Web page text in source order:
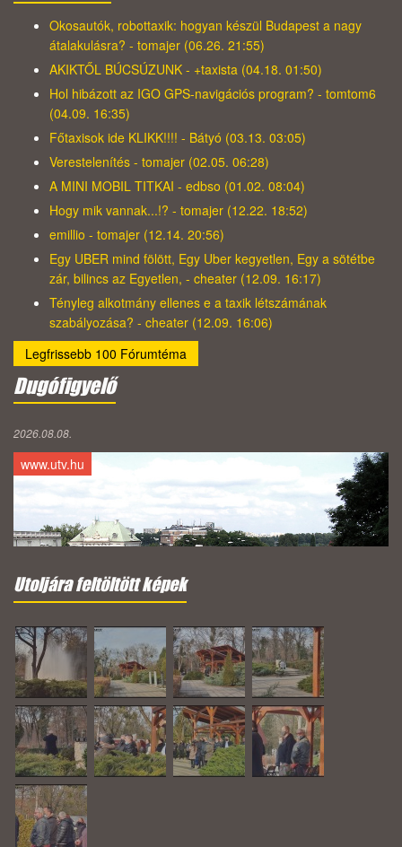
Okosautók, robottaxik: hogyan készül Budapest a nagy
átalakulásra? - tomajer (06.26. 21:55)
AKIKTŐL BÚCSÚZUNK - +taxista (04.18. 01:50)
Hol hibázott az IGO GPS-navigációs program? - tomtom6
(04.09. 16:35)
Főtaxisok ide KLIKK!!!! - Bátyó (03.13. 03:05)
Verestelenítés - tomajer (02.05. 06:28)
A MINI MOBIL TITKAI - edbso (01.02. 08:04)
Hogy mik vannak...!? - tomajer (12.22. 18:52)
emillio - tomajer (12.14. 20:56)
Egy UBER mind fölött, Egy Uber kegyetlen, Egy a sötétbe
zár, bilincs az Egyetlen, - cheater (12.09. 16:17)
Tényleg alkotmány ellenes e a taxik létszámának
szabályozása? - cheater (12.09. 16:06)
Legfrissebb 100 Fórumtéma
Dugófigyelő
2026.08.08.
www.utv.hu
Utoljára feltöltött képek